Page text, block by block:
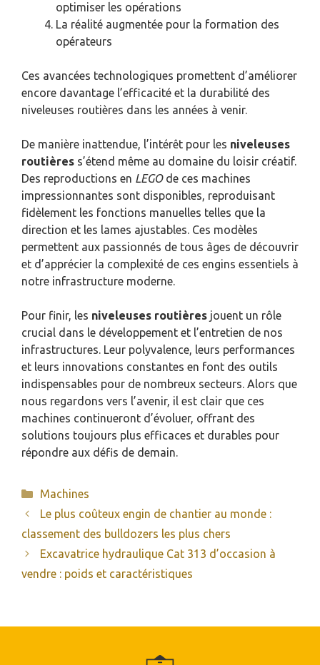
optimiser les opérations
La réalité augmentée pour la formation des
opérateurs
Ces avancées technologiques promettent d’améliorer
encore davantage l’efficacité et la durabilité des
niveleuses routières dans les années à venir.
De manière inattendue, l’intérêt pour les niveleuses
routières s’étend même au domaine du loisir créatif.
Des reproductions en LEGOde ces machines
impressionnantes sont disponibles, reproduisant
fidèlement les fonctions manuelles telles que la
direction et les lames ajustables. Ces modèles
permettent aux passionnés de tous âges de découvrir
et d’apprécier la complexité de ces engins essentiels à
notre infrastructure moderne.
Pour finir, les niveleuses routières jouent un rôle
crucial dans le développement et l’entretien de nos
infrastructures. Leur polyvalence, leurs performances
et leurs innovations constantes en font des outils
indispensables pour de nombreux secteurs. Alors que
nous regardons vers l’avenir, il est clair que ces
machines continueront d’évoluer, offrant des
solutions toujours plus efficaces et durables pour
répondre aux défis de demain.
Catégories
Machines
Le plus coûteux engin de chantier au monde :
classement des bulldozers les plus chers
Excavatrice hydraulique Cat 313 d’occasion à
vendre : poids et caractéristiques